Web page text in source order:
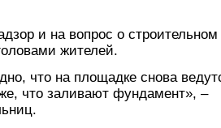
и на вопрос о строительном
жителей.
что на площадке снова
что заливают фундамент», –